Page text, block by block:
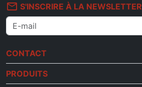
mail_outline S'INSCRIRE À LA NEWSLETTER
CONTACT
PRODUITS